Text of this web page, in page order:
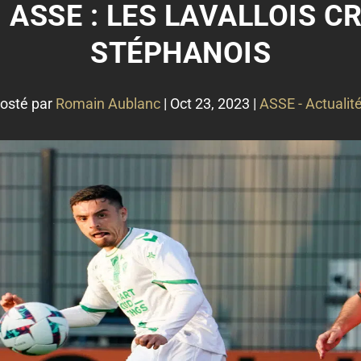
: LES LAVALLOIS
STÉPHANOIS
par Romain Aublanc | Oct 23, 2023 | ASSE -